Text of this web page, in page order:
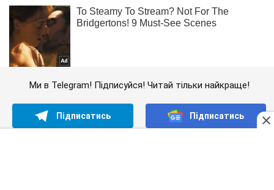
Ми в Telegram! Підписуйся! Читай тільки найкраще!
Підписатись Підписатись